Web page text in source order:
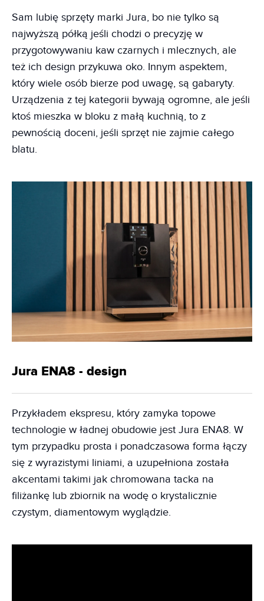
Sam lubię sprzęty marki Jura, bo nie tylko są
najwyższą półką jeśli chodzi o precyzję w
przygotowywaniu kaw czarnych i mlecznych, ale
też ich design przykuwa oko. Innym aspektem,
który wiele osób bierze pod uwagę, są gabaryty.
Urządzenia z tej kategorii bywają ogromne, ale jeśli
ktoś mieszka w bloku z małą kuchnią, to z
pewnością doceni, jeśli sprzęt nie zajmie całego
blatu.
Jura ENA8 - design
Przykładem ekspresu, który zamyka topowe
technologie w ładnej obudowie jest Jura ENA8. W
tym przypadku prosta i ponadczasowa forma łączy
się z wyrazistymi liniami, a uzupełniona została
akcentami takimi jak chromowana tacka na
filiżankę lub zbiornik na wodę o krystalicznie
czystym, diamentowym wyglądzie.